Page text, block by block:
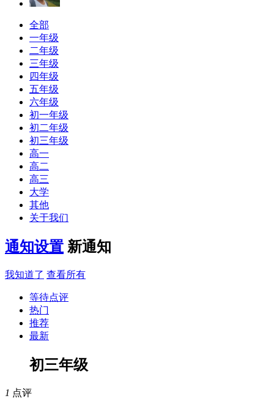
全部
一年级
二年级
三年级
四年级
五年级
六年级
初一年级
初二年级
初三年级
高一
高二
高三
大学
其他
关于我们
通知设置 新通知
我知道了 查看所有
等待点评
热门
推荐
最新
初三年级
1 点评